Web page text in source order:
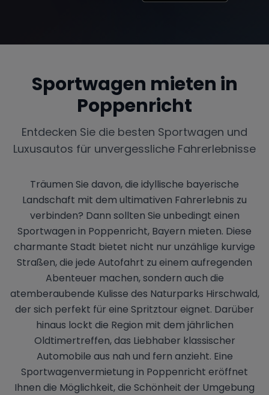
Sportwagen mieten in
Poppenricht
Entdecken Sie die besten Sportwagen und
Luxusautos für unvergessliche Fahrerlebnisse
Träumen Sie davon, die idyllische bayerische
Landschaft mit dem ultimativen Fahrerlebnis zu
verbinden? Dann sollten Sie unbedingt einen
Sportwagen in Poppenricht, Bayern mieten. Diese
charmante Stadt bietet nicht nur unzählige kurvige
Straßen, die jede Autofahrt zu einem aufregenden
Abenteuer machen, sondern auch die
atemberaubende Kulisse des Naturparks Hirschwald,
der sich perfekt für eine Spritztour eignet. Darüber
hinaus lockt die Region mit dem jährlichen
Oldtimertreffen, das Liebhaber klassischer
Automobile aus nah und fern anzieht. Eine
Sportwagenvermietung in Poppenricht eröffnet
Ihnen die Möglichkeit, die Schönheit der Umgebung